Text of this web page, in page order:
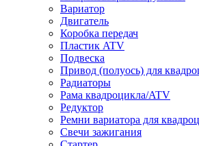
Вариатор
Двигатель
Коробка передач
Пластик ATV
Подвеска
Привод (полуось) для
Радиаторы
Рама квадроцикла/ATV
Редуктор
Ремни вариатора для
Свечи зажигания